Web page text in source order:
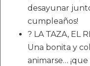
desayunar
cumpleaños!
? LA TAZA, EL
Una bonita y
animarse…